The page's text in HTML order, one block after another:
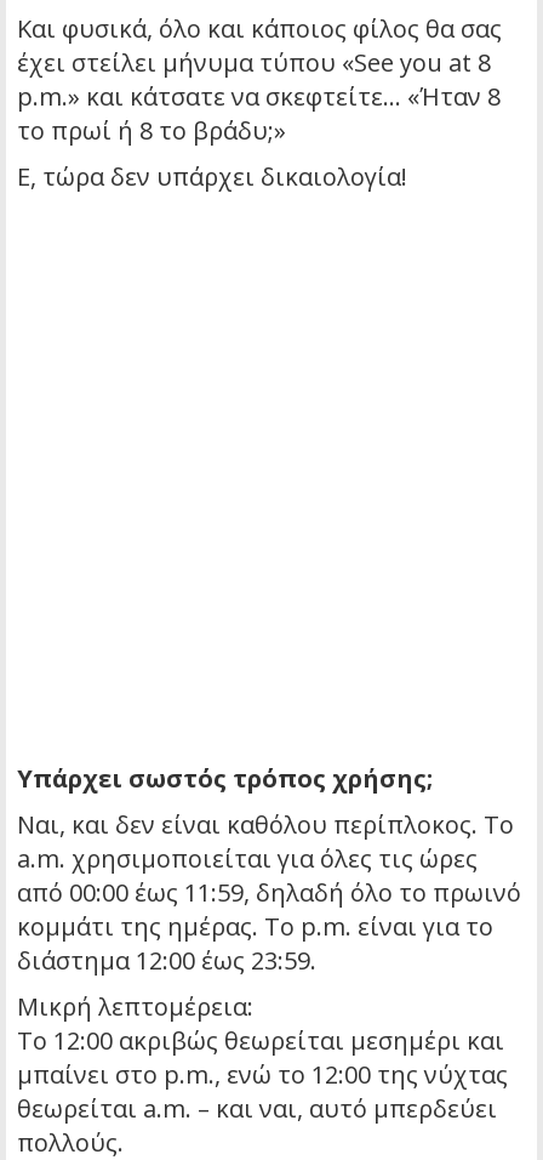
Και φυσικά, όλο και κάποιος φίλος θα σας
έχει στείλει μήνυμα τύπου «See you at 8
p.m.» και κάτσατε να σκεφτείτε… «Ήταν 8
το πρωί ή 8 το βράδυ;»
Ε, τώρα δεν υπάρχει δικαιολογία!
Υπάρχει σωστός τρόπος χρήσης;
Ναι, και δεν είναι καθόλου περίπλοκος. Το
a.m. χρησιμοποιείται για όλες τις ώρες
από 00:00 έως 11:59, δηλαδή όλο το πρωινό
κομμάτι της ημέρας. Το p.m. είναι για το
διάστημα 12:00 έως 23:59.
Μικρή λεπτομέρεια:
Το 12:00 ακριβώς θεωρείται μεσημέρι και
μπαίνει στο p.m., ενώ το 12:00 της νύχτας
θεωρείται a.m. – και ναι, αυτό μπερδεύει
πολλούς.